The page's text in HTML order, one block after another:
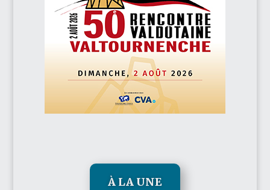
À LA UNE